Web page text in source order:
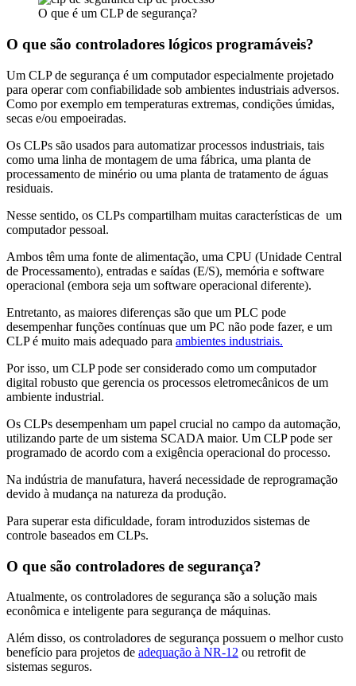
O que é um CLP de segurança?
O que são controladores lógicos programáveis?
Um CLP de segurança é um computador especialmente projetado
para operar com confiabilidade sob ambientes industriais adversos.
Como por exemplo em temperaturas extremas, condições úmidas,
secas e/ou empoeiradas.
Os CLPs são usados para automatizar processos industriais, tais
como uma linha de montagem de uma fábrica, uma planta de
processamento de minério ou uma planta de tratamento de águas
residuais.
Nesse sentido, os CLPs compartilham muitas características de um
computador pessoal.
Ambos têm uma fonte de alimentação, uma CPU (Unidade Central
de Processamento), entradas e saídas (E/S), memória e software
operacional (embora seja um software operacional diferente).
Entretanto, as maiores diferenças são que um PLC pode
desempenhar funções contínuas que um PC não pode fazer, e um
CLP é muito mais adequado para ambientes industriais.
Por isso, um CLP pode ser considerado como um computador
digital robusto que gerencia os processos eletromecânicos de um
ambiente industrial.
Os CLPs desempenham um papel crucial no campo da automação,
utilizando parte de um sistema SCADA maior. Um CLP pode ser
programado de acordo com a exigência operacional do processo.
Na indústria de manufatura, haverá necessidade de reprogramação
devido à mudança na natureza da produção.
Para superar esta dificuldade, foram introduzidos sistemas de
controle baseados em CLPs.
O que são controladores de segurança?
Atualmente, os controladores de segurança são a solução mais
econômica e inteligente para segurança de máquinas.
Além disso, os controladores de segurança possuem o melhor custo
benefício para projetos de adequação à NR-12 ou retrofit de
sistemas seguros.